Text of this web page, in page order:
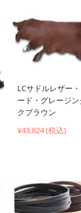
LCサドルレザー
ード・グレージン
クブラウン
¥43,824 (税込)